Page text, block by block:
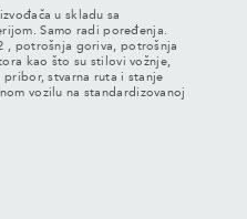
u skladu sa
Samo radi poređenja.
, potrošnja goriva, potrošnja
kao što su stilovi vožnje,
stvarna ruta i stanje
vozilu na standardizovanoj